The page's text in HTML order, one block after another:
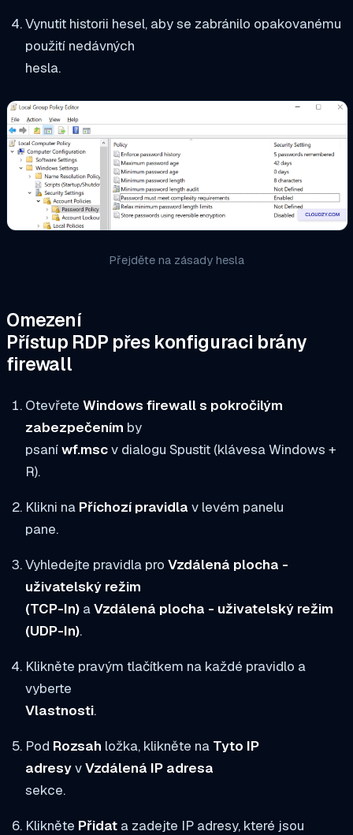
Vynutit historii hesel, aby se zabránilo opakovanému
použití nedávných
hesla.
Přejděte na zásady hesla
Omezení
Přístup RDP přes konfiguraci brány
firewall
Otevřete Windows firewall s pokročilým
zabezpečením by
psaníwf.mscv dialogu Spustit (klávesa Windows +
R).
Klikni na Příchozí pravidla v levém panelu
pane.
Vyhledejte pravidla pro Vzdálená plocha -
uživatelský režim
(TCP-In)aVzdálená plocha - uživatelský režim
(UDP-In).
Klikněte pravým tlačítkem na každé pravidlo a
vyberte
Vlastnosti.
Pod Rozsah ložka, klikněte na Tyto IP
adresyvVzdálená IP adresa
sekce.
Klikněte Přidata zadejte IP adresy, které jsou